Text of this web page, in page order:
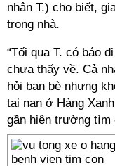
nhân T.) cho biết,
trong nhà.
“Tối qua T. có báo
chưa thấy về. Cả
hỏi bạn bè nhưng
tai nạn ở Hàng
gần hiện trường tìm